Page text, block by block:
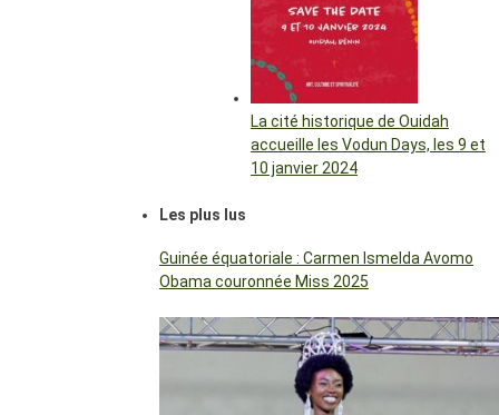
La cité historique de Ouidah
accueille les Vodun Days, les 9 et
10 janvier 2024
Les plus lus
Guinée équatoriale : Carmen Ismelda Avomo
Obama couronnée Miss 2025